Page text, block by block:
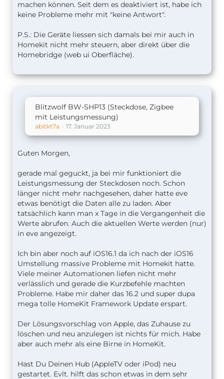
machen können. Seit dem es deaktiviert ist, habe ich
keine Probleme mehr mit "keine Antwort".
P.S.: Die Geräte liessen sich damals bei mir auch in
Homekit nicht mehr steuern, aber direkt über die
Homebridge (web ui Oberfläche).
Blitzwolf BW-SHP13 (Steckdose, Zigbee
mit Leistungsmessung)
abitkt7a 17. Januar 2023
Guten Morgen,
gerade mal geguckt, ja bei mir funktioniert die
Leistungsmessung der Steckdosen noch. Schon
länger nicht mehr nachgesehen, daher hatte eve
etwas benötigt die Daten alle zu laden. Aber
tatsächlich kann man x Tage in die Vergangenheit die
Werte abrufen. Auch die aktuellen Werte werden (nur)
in eve angezeigt.
Ich bin aber noch auf iOS16.1 da ich nach der iOS16
Umstellung massive Probleme mit Homekit hatte.
Viele meiner Automationen liefen nicht mehr
verlässlich und gerade die Kurzbefehle machten
Probleme. Habe mir daher das 16.2 und super dupa
mega tolle HomeKit Framework Update erspart.
Der Lösungsvorschlag von Apple, das Zuhause zu
löschen und neu anzulegen ist nichts für mich. Habe
aber auch mehr als eine Birne in HomeKit.
Hast Du Deinen Hub (AppleTV oder iPod) neu
gestartet. Evlt. hilft das schon etwas in dem sehr